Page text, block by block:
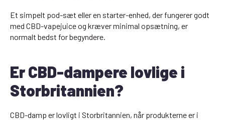
Et simpelt pod-sæt eller en starter-enhed, der fungerer godt
med CBD-vapejuice og kræver minimal opsætning, er
normalt bedst for begyndere.
Er CBD-dampere lovlige i
Storbritannien?
CBD-damp er lovligt i Storbritannien, når produkterne er i